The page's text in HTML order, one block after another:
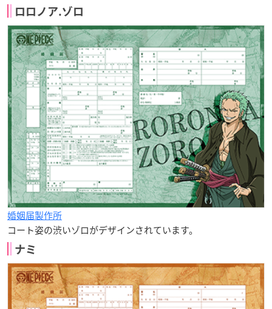
ロロノア.ゾロ
婚姻届製作所
コート姿の渋いゾロがデザインされています。
ナミ